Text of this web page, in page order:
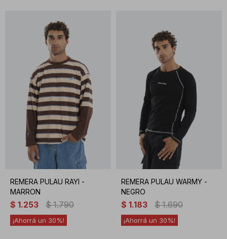
REMERA PULAU RAYI -
MARRON
$ 1.253 $ 1.790
30
REMERA PULAU WARMY -
NEGRO
$ 1.183 $ 1.690
30